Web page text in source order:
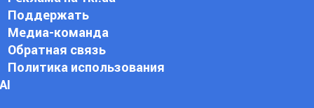
Поддержать
Медиа-команда
Обратная связь
Политика использования
АI